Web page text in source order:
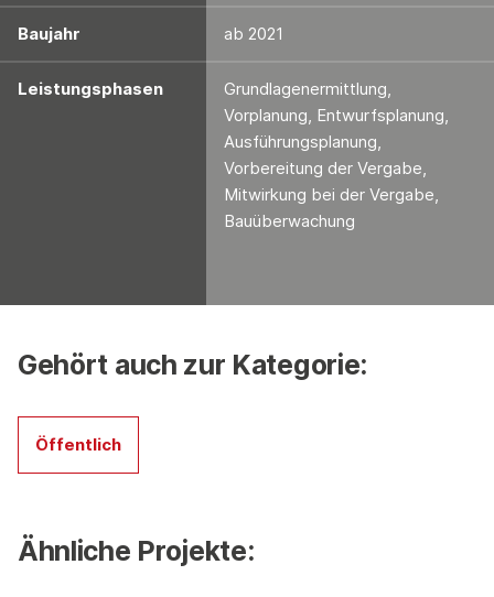
Baujahr ab 2021
Leistungsphasen
Grundlagenermittlung,
Vorplanung, Entwurfsplanung,
Ausführungsplanung,
Vorbereitung der Vergabe,
Mitwirkung bei der Vergabe,
Bauüberwachung
Gehört auch zur Kategorie:
Öffentlich
Ähnliche Projekte: